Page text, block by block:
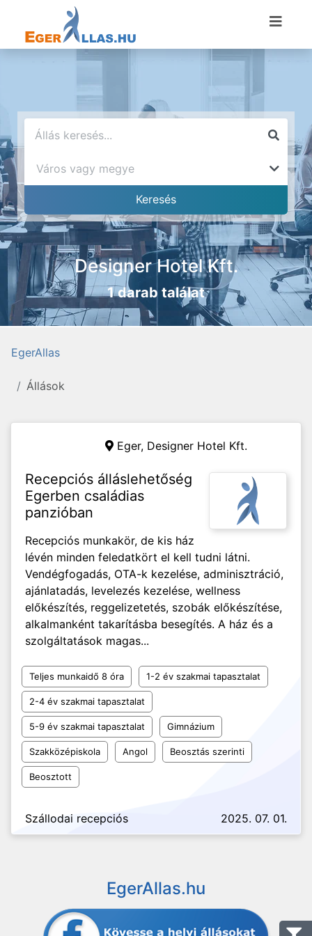
Designer Hotel Kft.
1 darab találat
EgerAllas
Állások
Eger, Designer Hotel Kft.
Recepciós álláslehetőség
Egerben családias
panzióban
Recepciós munkakör, de kis ház
lévén minden feledatkört el kell tudni látni.
Vendégfogadás, OTA-k kezelése, adminisztráció,
ajánlatadás, levelezés kezelése, wellness
előkészítés, reggelizetetés, szobák előkészítése,
alkalmanként takarításba besegítés. A ház és a
szolgáltatások magas...
Teljes munkaidő 8 óra 1-2 év szakmai tapasztalat
2-4 év szakmai tapasztalat
5-9 év szakmai tapasztalat Gimnázium
Szakközépiskola Angol Beosztás szerinti
Beosztott
Szállodai recepciós 2025. 07. 01.
EgerAllas.hu